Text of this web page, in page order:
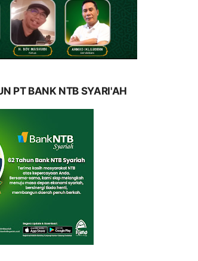
PT BANK NTB SYARI'AH